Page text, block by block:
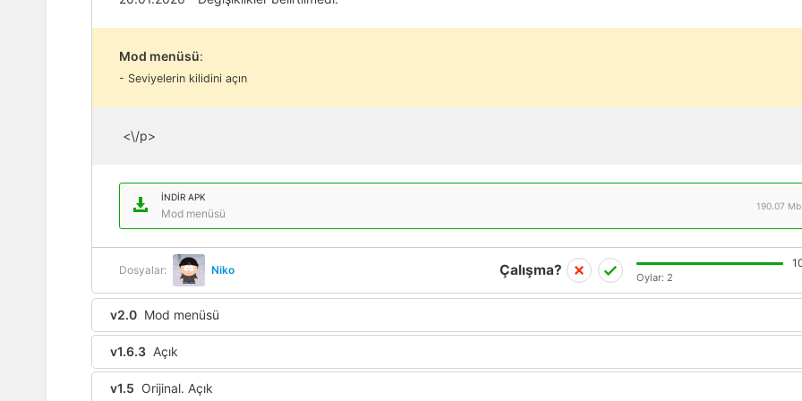
Mod menüsü:
- Seviyelerin kilidini açın
<\/p>
İNDIR APK
Mod menüsü
190.07 Mb
Dosyalar: Niko Çalışma? Oylar: 2
v2.0 Mod menüsü
v1.6.3 Açık
v1.5 Orijinal. Açık